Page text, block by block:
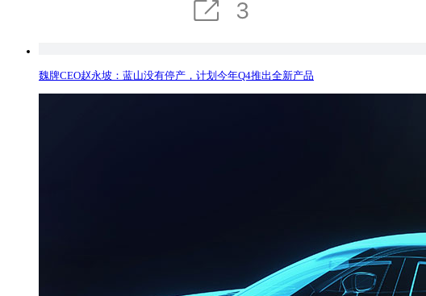
魏牌CEO赵永坡：蓝山没有停产，计划今年Q4推出全新产品